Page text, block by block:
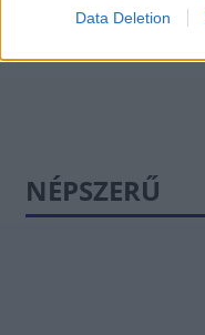
Data Deletion
NÉPSZERŰ